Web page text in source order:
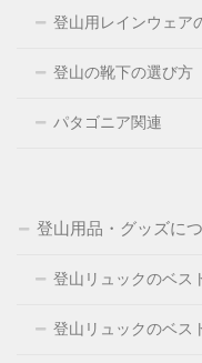
登山用レインウェア
登山の靴下の選び方
パタゴニア関連
登山用品・グッズに
登山リュックのベス
登山リュックのベス